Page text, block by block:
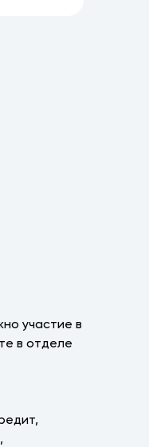
участие в
в отделе